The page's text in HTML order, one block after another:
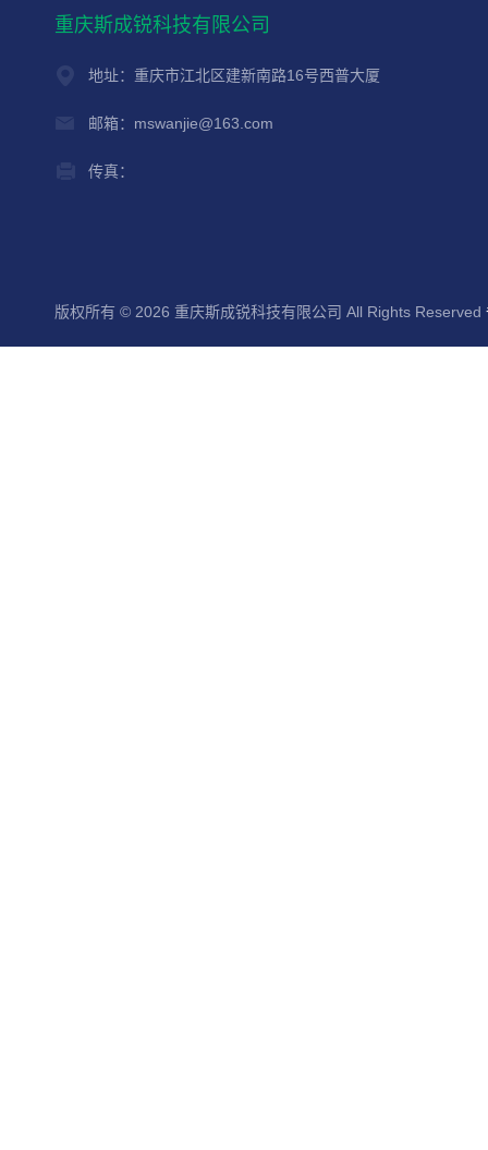
重庆斯成锐科技有限公司
地址：重庆市江北区建新南路16号西普大厦
邮箱：mswanjie@163.com
传真：
版权所有 © 2026 重庆斯成锐科技有限公司 All Rights Reserved